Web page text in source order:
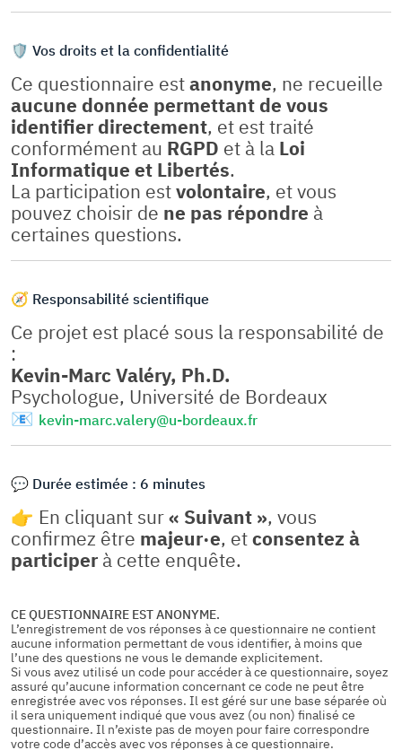
🛡️ Vos droits et la confidentialité
Ce questionnaire estanonyme, ne recueille
aucune donnée permettant de vous
identifier directement, et est traité
conformément au RGPD et à la Loi
Informatique et Libertés.
La participation estvolontaire, et vous
pouvez choisir de ne pas répondre à
certaines questions.
🧭 Responsabilité scientifique
Ce projet est placé sous la responsabilité de
:
Kevin-Marc Valéry, Ph.D.
Psychologue, Université de Bordeaux
📧 kevin-marc.valery@u-bordeaux.fr
💬 Durée estimée : 6 minutes
👉 En cliquant sur« Suivant », vous
confirmez être majeur·e, etconsentez à
participer à cette enquête.
CE QUESTIONNAIRE EST ANONYME.
L’enregistrement de vos réponses à ce questionnaire ne contient
aucune information permettant de vous identifier, à moins que
l’une des questions ne vous le demande explicitement.
Si vous avez utilisé un code pour accéder à ce questionnaire, soyez
assuré qu’aucune information concernant ce code ne peut être
enregistrée avec vos réponses. Il est géré sur une base séparée où
il sera uniquement indiqué que vous avez (ou non) finalisé ce
questionnaire. Il n’existe pas de moyen pour faire correspondre
votre code d’accès avec vos réponses à ce questionnaire.